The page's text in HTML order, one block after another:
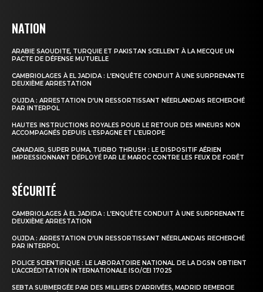
NATION
ARABIE SAOUDITE, TURQUIE ET PAKISTAN SCELLENT À LA MECQUE UN
PACTE DE DÉFENSE MUTUELLE
CAMBRIOLAGES À EL JADIDA : L’ENQUÊTE CONDUIT À UNE SURPRENANTE
DEUXIÈME ARRESTATION
OUJDA : ARRESTATION D’UN RESSORTISSANT NÉERLANDAIS RECHERCHÉ
PAR INTERPOL
HAUTES INSTRUCTIONS ROYALES POUR LE RETOUR DES MINEURS NON
ACCOMPAGNÉS DEPUIS L’ESPAGNE ET L’EUROPE
CANADAIR, SUPER PUMA, TURBO THRUSH : LE DISPOSITIF AÉRIEN
IMPRESSIONNANT DÉPLOYÉ PAR LE MAROC CONTRE LES FEUX DE FORÊT
SÉCURITÉ
CAMBRIOLAGES À EL JADIDA : L’ENQUÊTE CONDUIT À UNE SURPRENANTE
DEUXIÈME ARRESTATION
OUJDA : ARRESTATION D’UN RESSORTISSANT NÉERLANDAIS RECHERCHÉ
PAR INTERPOL
POLICE SCIENTIFIQUE : LE LABORATOIRE NATIONAL DE LA DGSN OBTIENT
L’ACCRÉDITATION INTERNATIONALE ISO/CEI 17025
SEBTA SUBMERGÉE PAR DES MILLIERS D’ARRIVÉES, MADRID REMERCIE